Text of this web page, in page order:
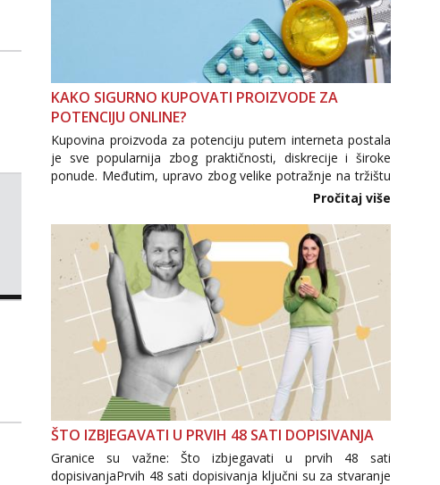
KAKO SIGURNO KUPOVATI PROIZVODE ZA
POTENCIJU ONLINE?
Kupovina proizvoda za potenciju putem interneta postala
je sve popularnija zbog praktičnosti, diskrecije i široke
ponude. Međutim, upravo zbog velike potražnje na tržištu
se pojavljuju i brojni krivotvoreni proizvodi, nepouzdane
internetske trgovine te proizvodi nepoznatog podrijetla. ...
Pročitaj više
ŠTO IZBJEGAVATI U PRVIH 48 SATI DOPISIVANJA
Granice su važne: Što izbjegavati u prvih 48 sati
dopisivanjaPrvih 48 sati dopisivanja ključni su za stvaranje